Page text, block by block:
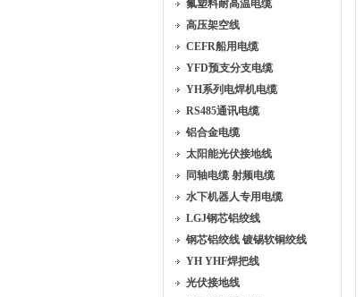
氟塑料耐高温电缆
高压架空线
CEFR船用电缆
YFD预支分支电缆
YH系列电焊机电缆
RS485通讯电缆
铝合金电缆
太阳能光伏接地线
同轴电缆 射频电缆
水下机器人专用电缆
LGJ钢芯铝绞线
钢芯铝绞线 镀锡软铜绞线
YH YHF焊把线
光伏接地线